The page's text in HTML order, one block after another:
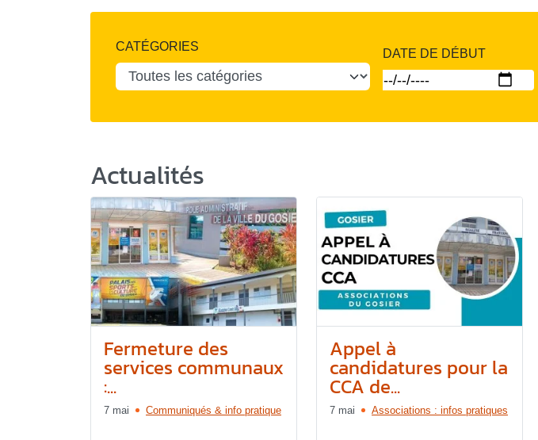
CATÉGORIES
DATE DE DÉBUT
Actualités
Fermeture des
services communaux
:...
7 mai Communiqués & info pratique
Appel à
candidatures pour la
CCA de...
7 mai Associations : infos pratiques